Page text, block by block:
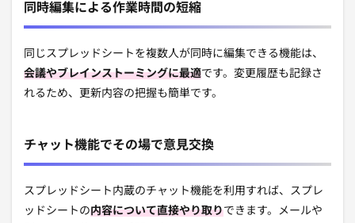
同時編集による作業時間の短縮
同じスプレッドシートを複数人が同時に編集できる機能は、
会議やブレインストーミングに最適です。変更履歴も記録さ
れるため、更新内容の把握も簡単です。
チャット機能でその場で意見交換
スプレッドシート内蔵のチャット機能を利用すれば、スプレ
ッドシートの内容について直接やり取りできます。メールや